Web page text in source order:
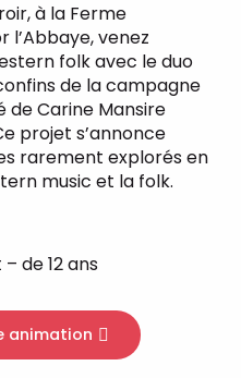
à la Ferme
l’Abbaye, venez
folk avec le duo
de la campagne
de Carine Mansire
projet s’annonce
rarement explorés en
music et la folk.
de 12 ans
animation